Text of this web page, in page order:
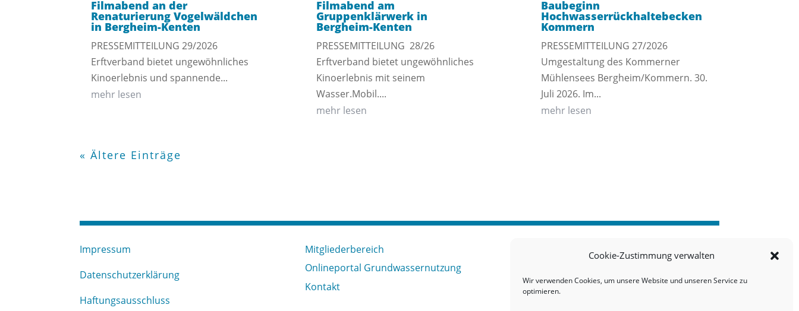
Cookie-Zustimmung verwalten
Wir verwenden Cookies, um unsere Website und unseren Service zu
optimieren.
Filmabend an der
Renaturierung Vogelwäldchen
in Bergheim-Kenten
PRESSEMITTEILUNG 29/2026
Erftverband bietet ungewöhnliches
Kinoerlebnis und spannende...
mehr lesen
Filmabend am
Gruppenklärwerk in
Bergheim-Kenten
PRESSEMITTEILUNG 28/26
Erftverband bietet ungewöhnliches
Kinoerlebnis mit seinem
Wasser.Mobil....
mehr lesen
Baubeginn
Hochwasserrückhaltebecken
Kommern
PRESSEMITTEILUNG 27/2026
Umgestaltung des Kommerner
Mühlensees Bergheim/Kommern. 30.
Juli 2026. Im...
mehr lesen
« Ältere Einträge
Impressum
Datenschutzerklärung
Haftungsausschluss
Mitgliederbereich
Onlineportal Grundwassernutzung
Kontakt